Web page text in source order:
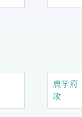
農学
攻